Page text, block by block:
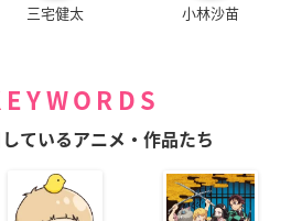
三宅健太 小林沙苗
ているアニメ・作品たち